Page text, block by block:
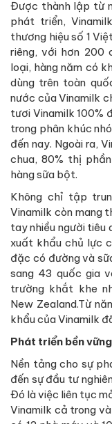
Được thành lập từ
phát triển,
thương hiệu số 1
riêng, với hơn 200
loại, hàng năm có
dùng trên toàn
nước của Vinamilk
tươi Vinamilk 100%
trong phân khúc
đến nay. Ngoài ra,
chua, 80% thị
hàng sữa bột.
Không chỉ tập
Vinamilk còn mang
tay nhiều người tiêu
xuất khẩu chủ lực
đặc có đường và
sang 43 quốc gia
trường khắt khe
New Zealand.Từ
khẩu của Vinamilk
Phát triển bền
Nền tảng cho sự
đến sự đầu tư
Đó là việc liên tục
Vinamilk cả trong